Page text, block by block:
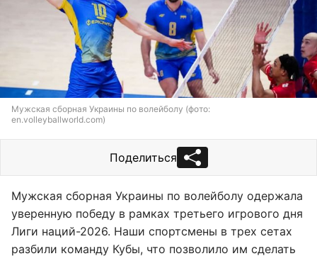
Мужская сборная Украины по волейболу (фото:
en.volleyballworld.com)
Поделиться
Мужская сборная Украины по волейболу одержала
уверенную победу в рамках третьего игрового дня
Лиги наций-2026. Наши спортсмены в трех сетах
разбили команду Кубы, что позволило им сделать